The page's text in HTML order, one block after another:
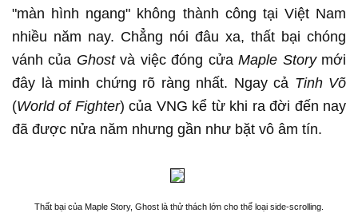
"màn hình ngang" không thành công tại Việt Nam
nhiều năm nay. Chẳng nói đâu xa, thất bại chóng
vánh của Ghostvà việc đóng cửaMaple Storymới
đây là minh chứng rõ ràng nhất. Ngay cả Tinh Võ
(World of Fighter) của VNG kể từ khi ra đời đến nay
đã được nửa năm nhưng gần như bặt vô âm tín.
Thất bại của Maple Story, Ghost là thử thách lớn cho thể loại side-scrolling.